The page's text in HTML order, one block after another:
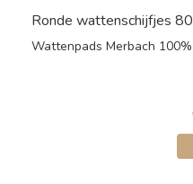
Ronde wattenschijfjes
Wattenpads Merbach